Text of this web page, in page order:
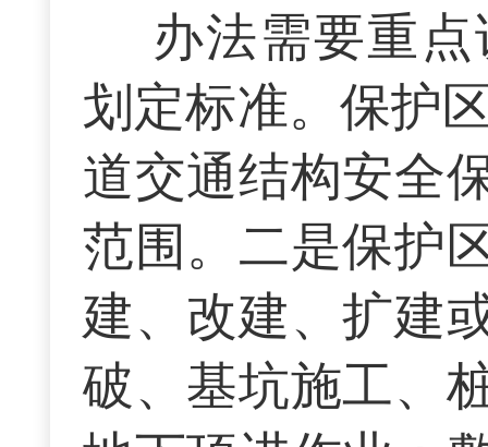
办法需要重
划定标准。保护
道交通结构安全
范围。二是保护
建、改建、扩建
破、基坑施工、